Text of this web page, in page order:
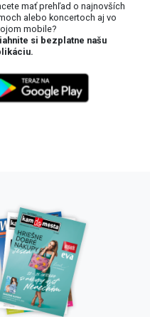
mať prehľad o najnovších
alebo koncertoch aj vo
mobile?
si bezplatne našu